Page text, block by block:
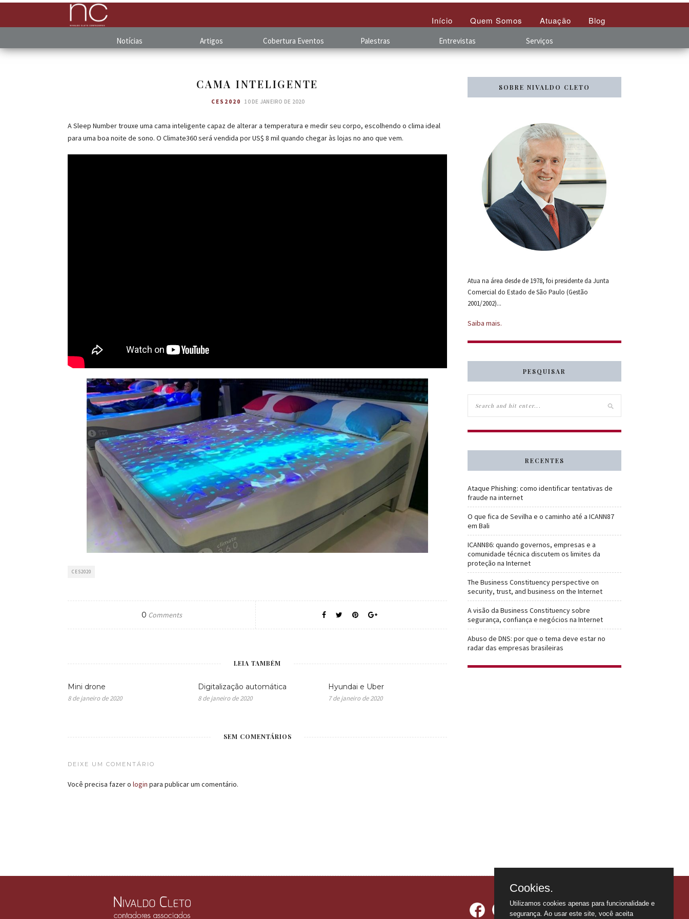
Início Quem Somos Atuação Blog
Notícias Artigos Cobertura Eventos Palestras Entrevistas Serviços
CAMA INTELIGENTE
CES2020 10 DE JANEIRO DE 2020
A Sleep Number trouxe uma cama inteligente capaz de alterar a temperatura e medir seu corpo, escolhendo o clima ideal
para uma boa noite de sono. O Climate360 será vendida por US$ 8 mil quando chegar às lojas no ano que vem.
CES2020
0 Comments
LEIA TAMBÉM
Mini drone
8 de janeiro de 2020
Digitalização automática
8 de janeiro de 2020
Hyundai e Uber
7 de janeiro de 2020
SEM COMENTÁRIOS
DEIXE UM COMENTÁRIO
Você precisa fazer o login para publicar um comentário.
SOBRE NIVALDO CLETO
Atua na área desde de 1978, foi presidente da Junta
Comercial do Estado de São Paulo (Gestão
2001/2002)...
Saiba mais.
PESQUISAR
RECENTES
Ataque Phishing: como identificar tentativas de
fraude na internet
O que fica de Sevilha e o caminho até a ICANN87
em Bali
ICANN86: quando governos, empresas e a
comunidade técnica discutem os limites da
proteção na Internet
The Business Constituency perspective on
security, trust, and business on the Internet
A visão da Business Constituency sobre
segurança, confiança e negócios na Internet
Abuso de DNS: por que o tema deve estar no
radar das empresas brasileiras
Cookies.
Utilizamos cookies apenas para funcionalidade e
segurança. Ao usar este site, você aceita